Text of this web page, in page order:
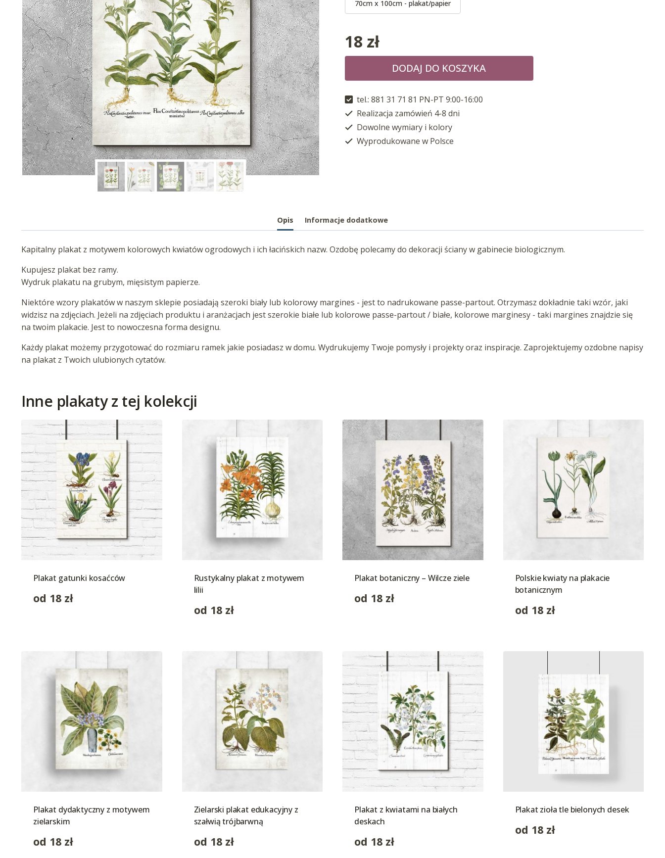
70cm x 100cm - plakat/papier
18 zł
DODAJ DO KOSZYKA
tel.: 881 31 71 81 PN-PT 9:00-16:00
Realizacja zamówień 4-8 dni
Dowolne wymiary i kolory
Wyprodukowane w Polsce
Opis Informacje dodatkowe
Kapitalny plakat z motywem kolorowych kwiatów ogrodowych i ich łacińskich nazw. Ozdobę polecamy do dekoracji ściany w gabinecie biologicznym.
Kupujesz plakat bez ramy.
Wydruk plakatu na grubym, mięsistym papierze.
Niektóre wzory plakatów w naszym sklepie posiadają szeroki biały lub kolorowy margines - jest to nadrukowane passe-partout. Otrzymasz dokładnie taki wzór, jaki
widzisz na zdjęciach. Jeżeli na zdjęciach produktu i aranżacjach jest szerokie białe lub kolorowe passe-partout / białe, kolorowe marginesy - taki margines znajdzie się
na twoim plakacie. Jest to nowoczesna forma designu.
Każdy plakat możemy przygotować do rozmiaru ramek jakie posiadasz w domu. Wydrukujemy Twoje pomysły i projekty oraz inspiracje. Zaprojektujemy ozdobne napisy
na plakat z Twoich ulubionych cytatów.
Inne plakaty z tej kolekcji
Plakat gatunki kosaćców
od 18 zł
Rustykalny plakat z motywem
lilii
od 18 zł
Plakat botaniczny – Wilcze ziele
od 18 zł
Polskie kwiaty na plakacie
botanicznym
od 18 zł
Plakat dydaktyczny z motywem
zielarskim
od 18 zł
Zielarski plakat edukacyjny z
szałwią trójbarwną
od 18 zł
Plakat z kwiatami na białych
deskach
od 18 zł
Plakat zioła tle bielonych desek
od 18 zł